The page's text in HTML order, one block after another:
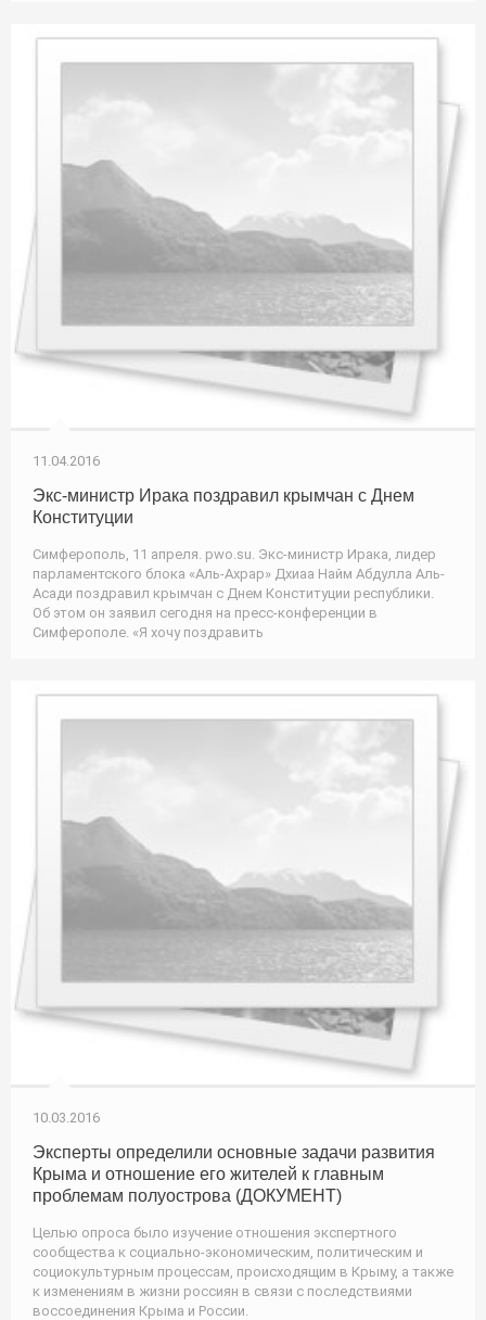
11.04.2016
Экс-министр Ирака поздравил крымчан с Днем
Конституции
Симферополь, 11 апреля. pwo.su. Экс-министр Ирака, лидер
парламентского блока «Аль-Ахрар» Дхиаа Найм Абдулла Аль-
Асади поздравил крымчан с Днем Конституции республики.
Об этом он заявил сегодня на пресс-конференции в
Симферополе. «Я хочу поздравить
10.03.2016
Эксперты определили основные задачи развития
Крыма и отношение его жителей к главным
проблемам полуострова (ДОКУМЕНТ)
Целью опроса было изучение отношения экспертного
сообщества к социально-экономическим, политическим и
социокультурным процессам, происходящим в Крыму, а также
к изменениям в жизни россиян в связи с последствиями
воссоединения Крыма и России.